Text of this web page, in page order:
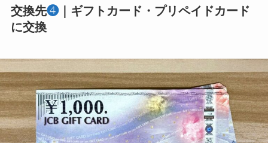
交換先❹｜ギフトカード・プリペイドカード
に交換